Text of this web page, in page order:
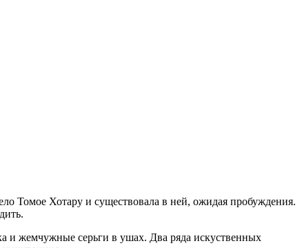
Томое Хотару и существовала в ней, ожидая пробуждения.
и жемчужные серьги в ушах. Два ряда искуственных